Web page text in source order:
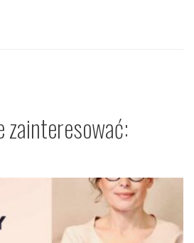
zainteresować: